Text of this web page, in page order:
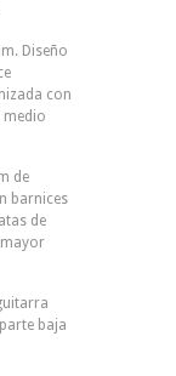
Diseño
con
medio
de
barnices
de
baja